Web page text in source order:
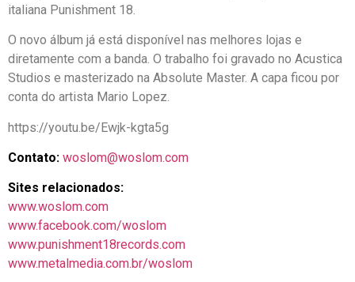
italiana Punishment 18.
O novo álbum já está disponível nas melhores lojas e
diretamente com a banda. O trabalho foi gravado no Acustica
Studios e masterizado na Absolute Master. A capa ficou por
conta do artista Mario Lopez.
https://youtu.be/Ewjk-kgta5g
Contato: woslom@woslom.com
Sites relacionados:
www.woslom.com
www.facebook.com/woslom
www.punishment18records.com
www.metalmedia.com.br/woslom